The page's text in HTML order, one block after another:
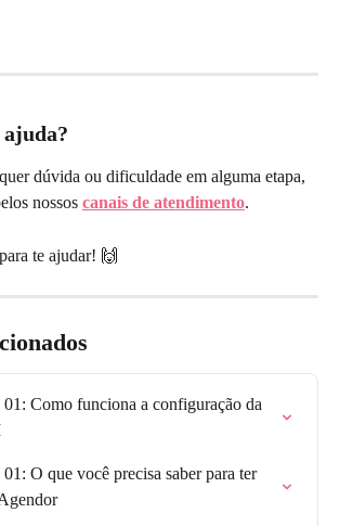
ajuda?
dúvida ou dificuldade em alguma etapa,
nossos canais de atendimento.
te ajudar! 🙌
Como funciona a configuração da
O que você precisa saber para ter